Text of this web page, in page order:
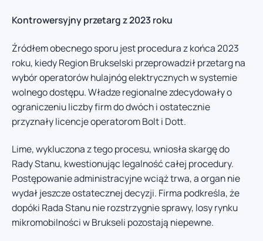
Kontrowersyjny przetarg z 2023 roku
Źródłem obecnego sporu jest procedura z końca 2023
roku, kiedy Region Brukselski przeprowadził przetarg na
wybór operatorów hulajnóg elektrycznych w systemie
wolnego dostępu. Władze regionalne zdecydowały o
ograniczeniu liczby firm do dwóch i ostatecznie
przyznały licencje operatorom Bolt i Dott.
Lime, wykluczona z tego procesu, wniosła skargę do
Rady Stanu, kwestionując legalność całej procedury.
Postępowanie administracyjne wciąż trwa, a organ nie
wydał jeszcze ostatecznej decyzji. Firma podkreśla, że
dopóki Rada Stanu nie rozstrzygnie sprawy, losy rynku
mikromobilności w Brukseli pozostają niepewne.